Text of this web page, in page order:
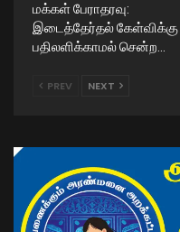
மக்கள் பேராதரவு:
இடைத்தேர்தல் கேள்விக்கு
பதிலளிக்காமல் சென்ற…
PREV NEXT